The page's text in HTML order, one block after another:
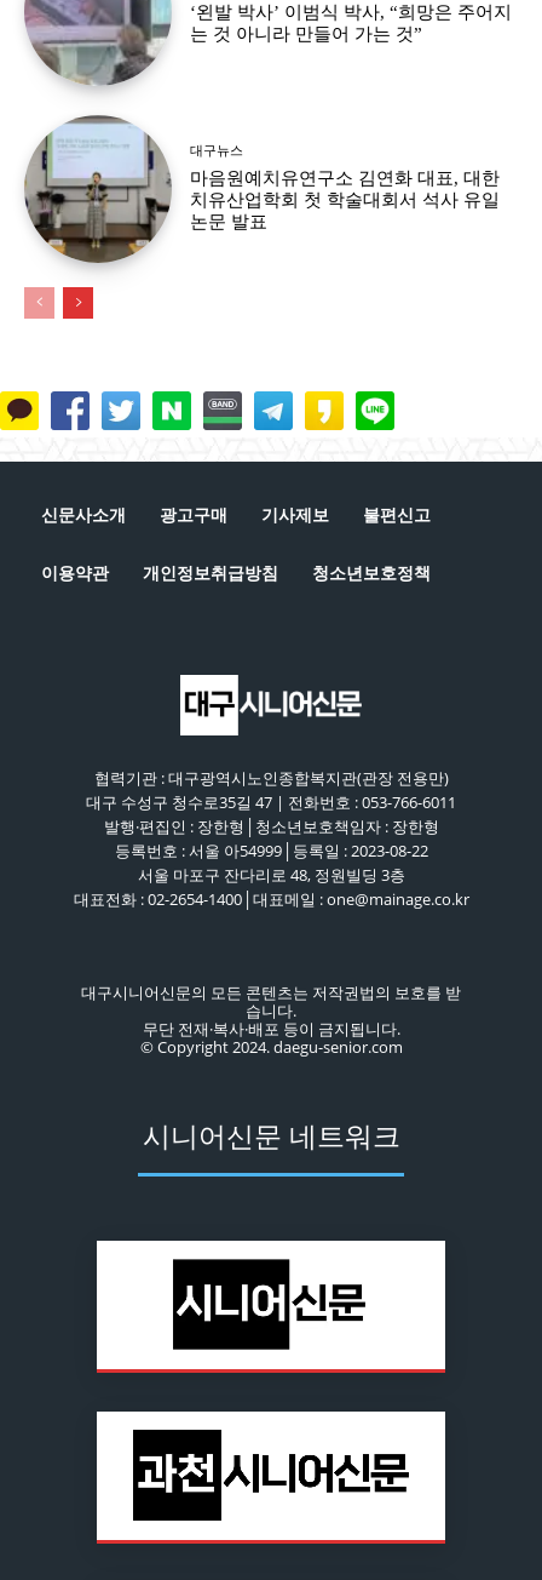
‘왼발 박사’ 이범식 박사, “희망은 주어지
는 것 아니라 만들어 가는 것”
대구뉴스
마음원예치유연구소 김연화 대표, 대한
치유산업학회 첫 학술대회서 석사 유일
논문 발표
신문사소개 광고구매 기사제보 불편신고
이용약관 개인정보취급방침 청소년보호정책
협력기관 : 대구광역시노인종합복지관(관장 전용만)
대구 수성구 청수로35길 47 | 전화번호 : 053-766-6011
발행·편집인 : 장한형│청소년보호책임자 : 장한형
등록번호 : 서울 아54999│등록일 : 2023-08-22
서울 마포구 잔다리로 48, 정원빌딩 3층
대표전화 : 02-2654-1400│대표메일 : one@mainage.co.kr
대구시니어신문의 모든 콘텐츠는 저작권법의 보호를 받
습니다.
무단 전재·복사·배포 등이 금지됩니다.
© Copyright 2024. daegu-senior.com
시니어신문 네트워크